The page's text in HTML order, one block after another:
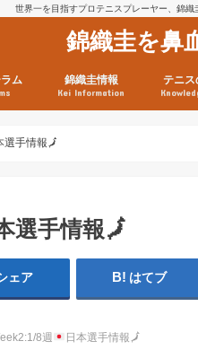
世界一を目指すプロテニスプレーヤー、錦
錦織圭を鼻
ム 錦織圭情報
Kei Information
日現在）
点）
テニス
選手情報 🗾
選手情報🗾
ェア はてブ
8週 日本選手情報🗾